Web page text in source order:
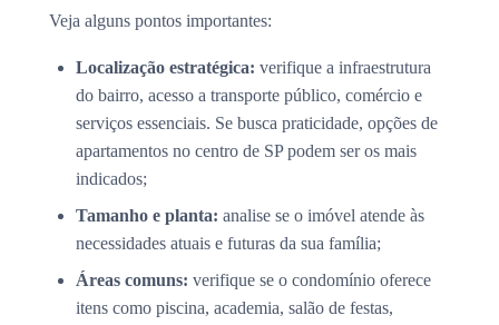
Veja alguns pontos importantes:
Localização estratégica: verifique a infraestrutura
do bairro, acesso a transporte público, comércio e
serviços essenciais. Se busca praticidade, opções de
apartamentos no centro de SP podem ser os mais
indicados;
Tamanho e planta: analise se o imóvel atende às
necessidades atuais e futuras da sua família;
Áreas comuns: verifique se o condomínio oferece
itens como piscina, academia, salão de festas,